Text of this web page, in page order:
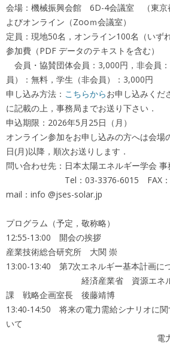
会場：機械振興会館 6D-4会議室 （東京
よびオンライン（Zooｍ会議室）
定員：現地50名，オンライン100名（いず
参加費（PDF データのテキストを含む）
会員・協賛団体会員：3,000円，非会員
員）：無料，学生（非会員）：3,000円
申し込み方法： こちらからお申し込みくだ
に記載の上，事務局までお送り下さい．
申込期限：2026年5月25日（月）
オンライン参加をお申し込みの方へは会場
日(月)以降，順次お送りします．
問い合わせ先：日本太陽エネルギー学会 事
Tel：03-3376-6015 FAX：
mail：info @jses-solar.jp
プログラム（予定，敬称略）
12:55-13:00 開
産業技術総合研究所 大関 崇
13:00-13:40 第7次エネルギー基本計画に
経済産業省 資源エネルギー
課 戦略企画室長 後藤靖博
13:40-14:50 将来の電力需給シナリオに関
いて
電力広域的運営